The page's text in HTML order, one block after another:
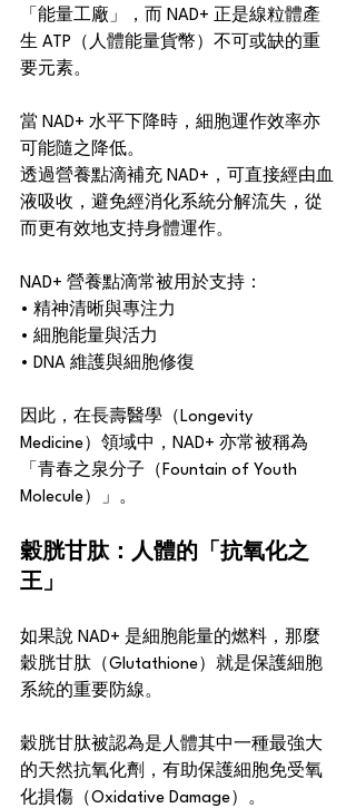
「能量工廠」，而 NAD+ 正是線粒體產
生 ATP（人體能量貨幣）不可或缺的重
要元素。
當 NAD+ 水平下降時，細胞運作效率亦
可能隨之降低。
透過營養點滴補充 NAD+，可直接經由血
液吸收，避免經消化系統分解流失，從
而更有效地支持身體運作。
NAD+ 營養點滴常被用於支持：
• 精神清晰與專注力
• 細胞能量與活力
• DNA 維護與細胞修復
因此，在長壽醫學（Longevity
Medicine）領域中，NAD+ 亦常被稱為
「青春之泉分子（Fountain of Youth
Molecule）」。
穀胱甘肽：人體的「抗氧化之
王」
如果說 NAD+ 是細胞能量的燃料，那麼
穀胱甘肽（Glutathione）就是保護細胞
系統的重要防線。
穀胱甘肽被認為是人體其中一種最強大
的天然抗氧化劑，有助保護細胞免受氧
化損傷（Oxidative Damage）。